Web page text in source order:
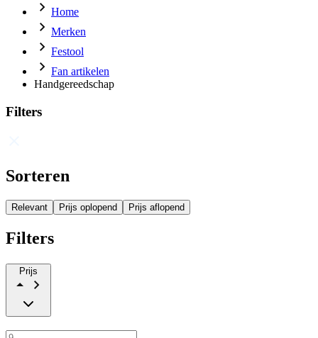
Home
Merken
Festool
Fan artikelen
Handgereedschap
Filters
Sorteren
Relevant Prijs oplopend Prijs aflopend
Filters
Prijs